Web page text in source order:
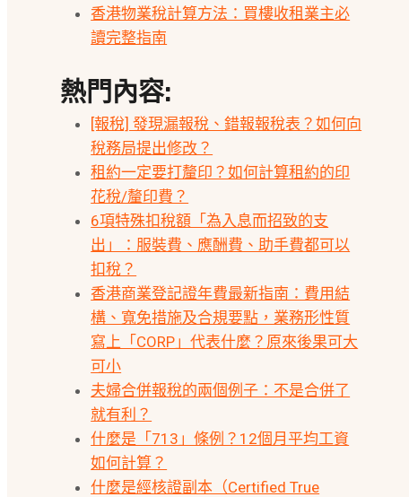
香港物業稅計算方法：買樓收租業主必
讀完整指南
熱門內容:
[報稅] 發現漏報稅、錯報報稅表？如何向
稅務局提出修改？
租約一定要打釐印？如何計算租約的印
花稅/釐印費？
6項特殊扣稅額「為入息而招致的支
出」：服裝費、應酬費、助手費都可以
扣稅？
香港商業登記證年費最新指南：費用結
構、寬免措施及合規要點，業務形性質
寫上「CORP」代表什麼？原來後果可大
可小
夫婦合併報稅的兩個例子：不是合併了
就有利？
什麼是「713」條例？12個月平均工資
如何計算？
什麼是經核證副本（Certified True